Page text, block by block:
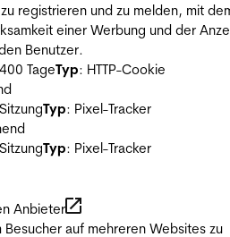
registrieren und zu melden, mit
einer Werbung und der
Benutzer.
TageTyp: HTTP-Cookie
Typ: Pixel-Tracker
Typ: Pixel-Tracker
Anbieter
auf mehreren Websites zu